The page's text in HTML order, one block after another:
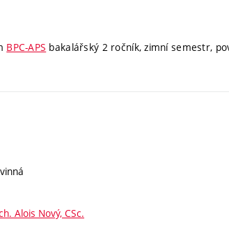
BPC-APS bakalářský 2 ročník, zimní semestr,
Alois Nový, CSc.